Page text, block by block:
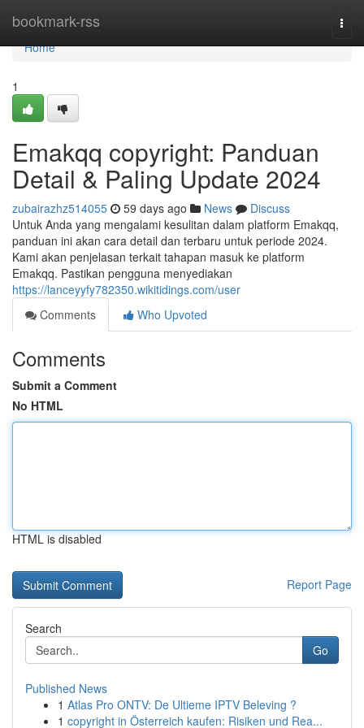
bookmark-rss
Home
Home
1
Emakqq copyright: Panduan
Detail & Paling Update 2024
zubairazhz514055 59 days ago News
Discuss
Untuk Anda yang mengalami kesulitan dalam platform Emakqq,
panduan ini akan cara detail dan terbaru untuk periode 2024.
Kami akan penjelasan terkait tahapan masuk ke platform
Emakqq. Pastikan pengguna menyediakan
https://lanceyyfy782350.wikitidings.com/user
Comments
Who Upvoted
Comments
Submit a Comment
No HTML
HTML is disabled
Report Page
Search
Go
Published News
1 Atlas Pro ONTV: De Ultieme IPTV Beleving ?
1 copyright in Österreich kaufen: Risiken und Rea...